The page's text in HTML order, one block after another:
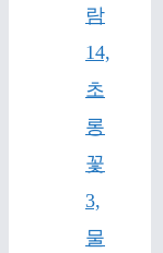
람
14,
초
롱
꽃
3,
물